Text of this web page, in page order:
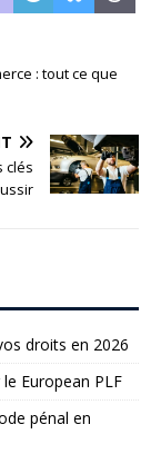
: tout ce que
clés
droits en 2026
European PLF
pénal en